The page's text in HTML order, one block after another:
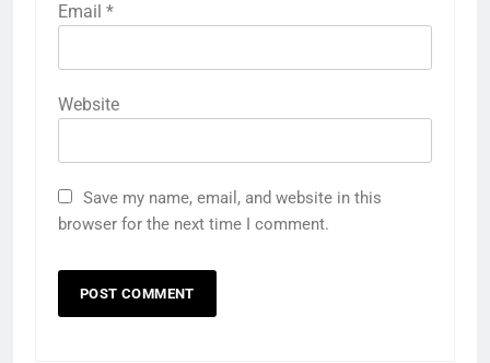
Email *
Website
Save my name, email, and website in this
browser for the next time I comment.